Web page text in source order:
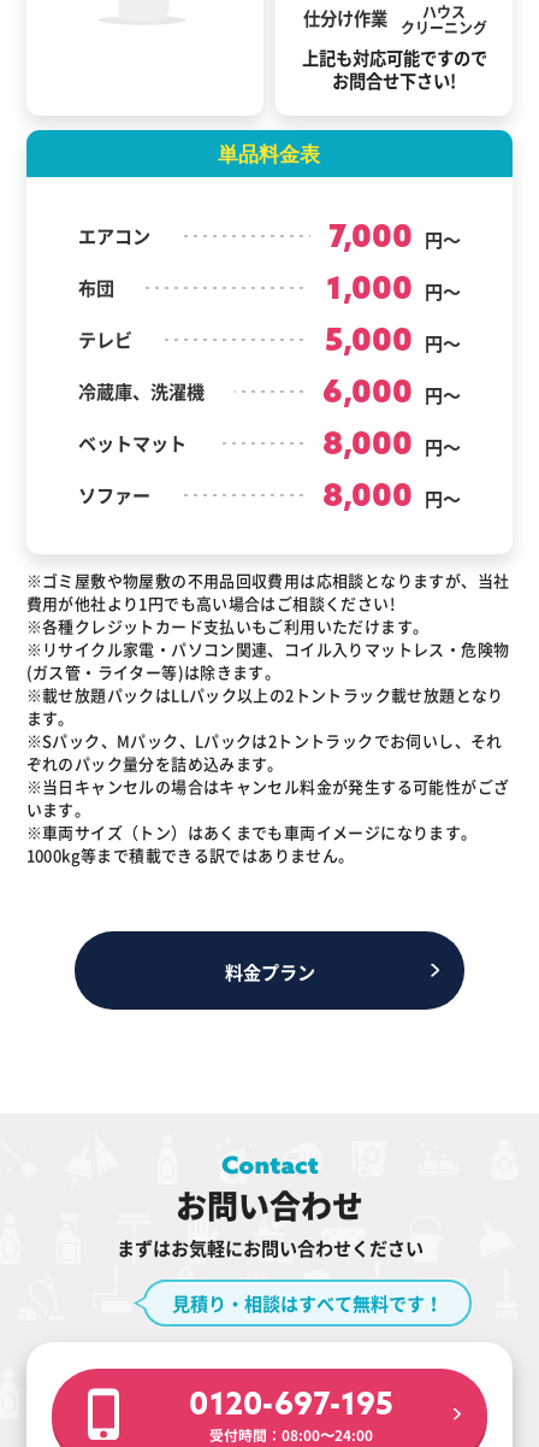
仕分け作業 ハウス
クリーニング
上記も対応可能ですので
お問合せ下さい!
単品料金表
エアコン 7,000 円～
布団
1,000 円～
テレビ
5,000 円～
冷蔵庫、洗濯機
6,000 円～
ベットマット
8,000 円～
ソファー
8,000 円～
※ゴミ屋敷や物屋敷の不用品回収費用は応相談となりますが、当社
費用が他社より1円でも高い場合はご相談ください!
※各種クレジットカード支払いもご利用いただけます。
※リサイクル家電・パソコン関連、コイル入りマットレス・危険物
(ガス管・ライター等)は除きます。
※載せ放題パックはLLパック以上の2トントラック載せ放題となり
ます。
※Sパック、Mパック、Lパックは2トントラックでお伺いし、それ
ぞれのパック量分を詰め込みます。
※当日キャンセルの場合はキャンセル料金が発生する可能性がござ
います。
※車両サイズ（トン）はあくまでも車両イメージになります。
1000kg等まで積載できる訳ではありません。
料金プラン
お問い合わせ
まずはお気軽にお問い合わせください
見積り・相談はすべて無料です！
0120-697-195
受付時間：08:00〜24:00